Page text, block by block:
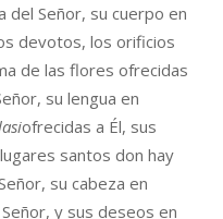
del Señor, su cuerpo en
devotos, los orificios
de las flores ofrecidas
su lengua en
ofrecidas a Él, sus
santos don hay
su cabeza en
y sus deseos en